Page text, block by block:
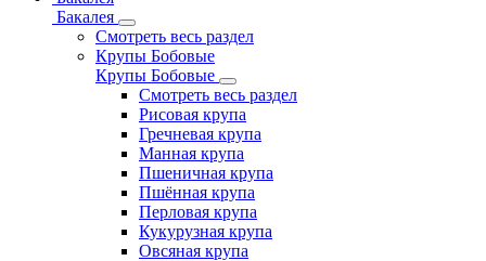
Бакалея
Смотреть весь раздел
Крупы Бобовые
Крупы Бобовые
Смотреть весь раздел
Рисовая крупа
Гречневая крупа
Манная крупа
Пшеничная крупа
Пшённая крупа
Перловая крупа
Кукурузная крупа
Овсяная крупа